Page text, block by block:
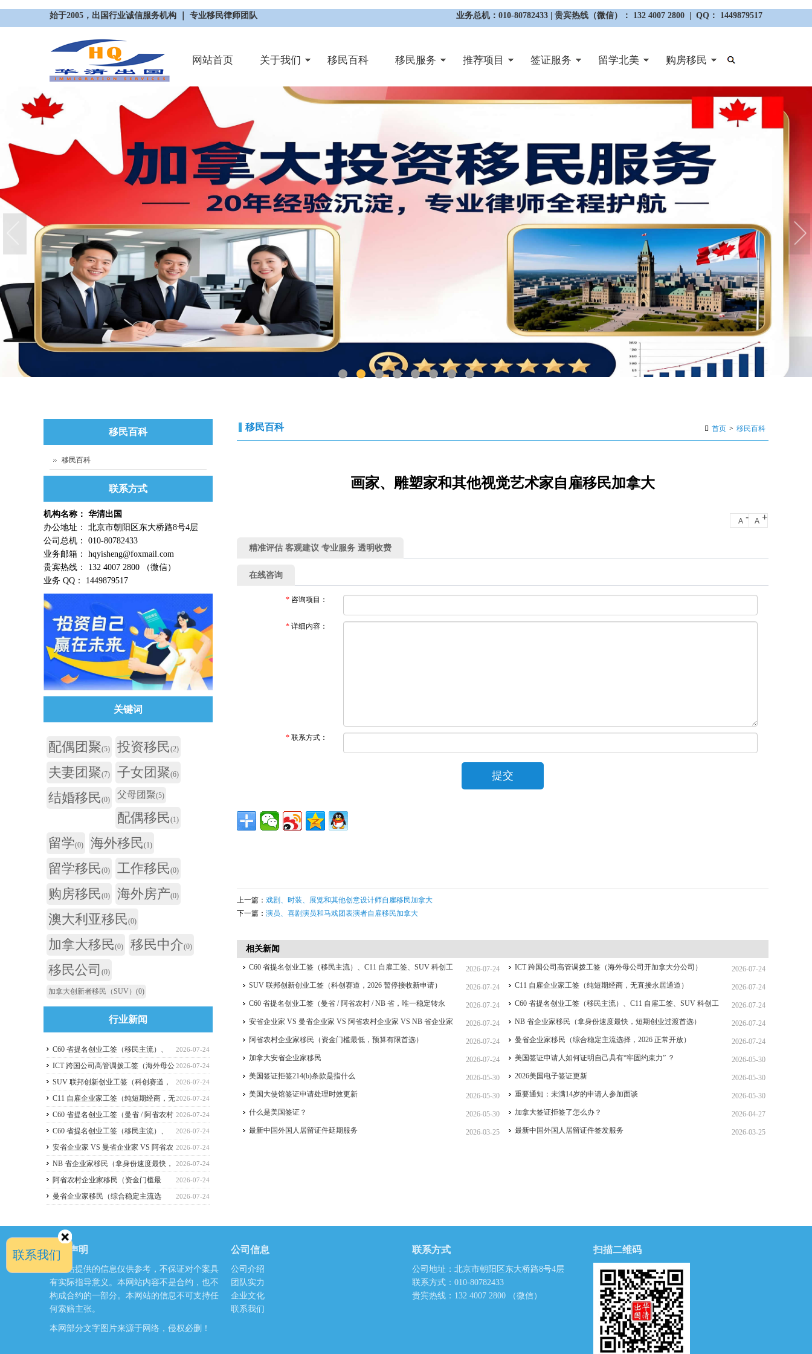
始于2005，出国行业诚信服务机构 ｜ 专业移民律师团队 业务总机：010-80782433 | 贵宾热线（微信）： 132 4007 2800 | QQ： 1449879517
网站首页 关于我们 移民百科 移民服务 推荐项目 签证服务 留学北美 购房移民
首页 > 移民百科
移民百科
画家、雕塑家和其他视觉艺术家自雇移民加拿大
A - A +
精准评估 客观建议 专业服务 透明收费
在线咨询
* 咨询项目：
* 详细内容：
* 联系方式：
上一篇：戏剧、时装、展览和其他创意设计师自雇移民加拿大
下一篇：演员、喜剧演员和马戏团表演者自雇移民加拿大
相关新闻
2026-07-24
C60 省提名创业工签（移民主流）、C11 自雇工签、SUV 科创工
签、ICT 跨国高管工签比较
2026-07-24
ICT 跨国公司高管调拨工签（海外母公司开加拿大分公司）
2026-07-24
SUV 联邦创新创业工签（科创赛道，2026 暂停接收新申请） 2026-07-24
C11 自雇企业家工签（纯短期经商，无直接永居通道）
2026-07-24
C60 省提名创业工签（曼省 / 阿省农村 / NB 省，唯一稳定转永
居，重点）
2026-07-24
C60 省提名创业工签（移民主流）、C11 自雇工签、SUV 科创工
签、ICT 跨国高管工签
2026-07-24
安省企业家 VS 曼省企业家 VS 阿省农村企业家 VS NB 省企业家
四合一详细对比（2026 年 7 月最新官方政策）
2026-07-24
NB 省企业家移民（拿身份速度最快，短期创业过渡首选）
2026-07-24
阿省农村企业家移民（资金门槛最低，预算有限首选） 2026-07-24
曼省企业家移民（综合稳定主流选择，2026 正常开放）
2026-07-24
加拿大安省企业家移民 2026-05-30
美国签证申请人如何证明自己具有“牢固约束力” ？
2026-05-30
美国签证拒签214(b)条款是指什么 2026-05-30
2026美国电子签证更新
2026-05-30
美国大使馆签证申请处理时效更新 2026-05-30
重要通知：未满14岁的申请人参加面谈
2026-05-30
什么是美国签证？ 2026-04-27
加拿大签证拒签了怎么办？
2026-03-25
最新中国外国人居留证件延期服务 2026-03-25
最新中国外国人居留证件签发服务
移民百科
移民百科
联系方式
机构名称： 华清出国
办公地址： 北京市朝阳区东大桥路8号4层
公司总机： 010-80782433
业务邮箱： hqyisheng@foxmail.com
贵宾热线： 132 4007 2800 （微信）
业务 QQ： 1449879517
关键词
配偶团聚(5) 投资移民(2)
夫妻团聚(7) 子女团聚(6)
结婚移民(0) 父母团聚(5)
配偶移民(1)
留学(0) 海外移民(1)
留学移民(0) 工作移民(0)
购房移民(0) 海外房产(0)
澳大利亚移民(0)
加拿大移民(0) 移民中介(0)
移民公司 (0)
加拿大创新者移民（SUV） (0)
行业新闻
2026-07-24
C60 省提名创业工签（移民主流）、
C11 自雇工签、SUV 科创工签、ICT 跨国高管工
签比较
2026-07-24
ICT 跨国公司高管调拨工签（海外母公
司开加拿大分公司）
2026-07-24
SUV 联邦创新创业工签（科创赛道，
2026 暂停接收新申请）
2026-07-24
C11 自雇企业家工签（纯短期经商，无
直接永居通道）
2026-07-24
C60 省提名创业工签（曼省 / 阿省农村
/ NB 省，唯一稳定转永居，重点）
2026-07-24
C60 省提名创业工签（移民主流）、
C11 自雇工签、SUV 科创工签、ICT 跨国高管工
签
2026-07-24
安省企业家 VS 曼省企业家 VS 阿省农
村企业家 VS NB 省企业家 四合一详细对比
（2026 年 7 月最新官方政策）
2026-07-24
NB 省企业家移民（拿身份速度最快，
短期创业过渡首选）
2026-07-24
阿省农村企业家移民（资金门槛最
低，预算有限首选）
2026-07-24
曼省企业家移民（综合稳定主流选
免责声明
本网站提供的信息仅供参考，不保证对个案具
有实际指导意义。本网站内容不是合约，也不
构成合约的一部分。本网站的信息不可支持任
何索赔主张。
本网部分文字图片来源于网络，侵权必删！
公司信息
公司介绍
团队实力
企业文化
联系我们
联系方式
公司地址：北京市朝阳区东大桥路8号4层
联系方式：010-80782433
贵宾热线：132 4007 2800 （微信）
扫描二维码
联系我们